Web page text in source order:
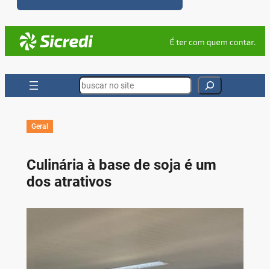
Search
Geral
Culinária à base de soja é um
dos atrativos